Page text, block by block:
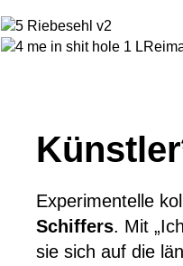
Experimentelle
Schiffers. Mit
sie sich auf die